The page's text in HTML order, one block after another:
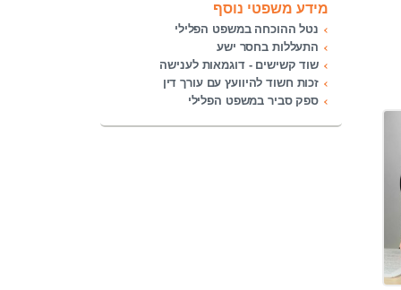
מידע משפטי נוסף
נטל ההוכחה במשפט הפלילי
התעללות בחסר ישע
שוד קשישים - דוגמאות לענישה
זכות חשוד להיוועץ עם עורך דין
ספק סביר במשפט הפלילי